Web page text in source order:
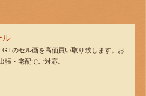
ル
GTのセル画を高価買い取り致します。お
張・宅配でご対応。